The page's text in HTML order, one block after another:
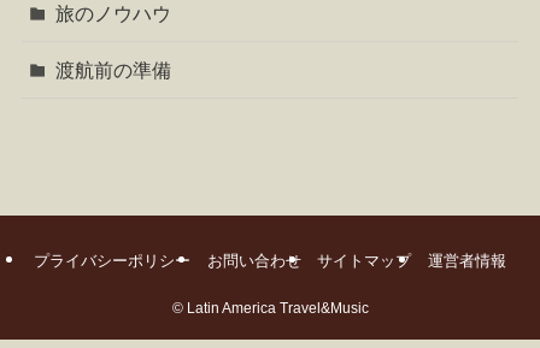
旅のノウハウ
渡航前の準備
プライバシーポリシー お問い合わせ サイトマップ 運営者情報
©Latin America Travel&Music